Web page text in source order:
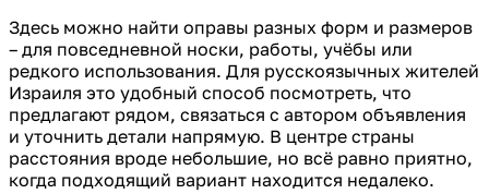
Здесь можно найти оправы разных форм и размеров
– для повседневной носки, работы, учёбы или
редкого использования. Для русскоязычных жителей
Израиля это удобный способ посмотреть, что
предлагают рядом, связаться с автором объявления
и уточнить детали напрямую. В центре страны
расстояния вроде небольшие, но всё равно приятно,
когда подходящий вариант находится недалеко.